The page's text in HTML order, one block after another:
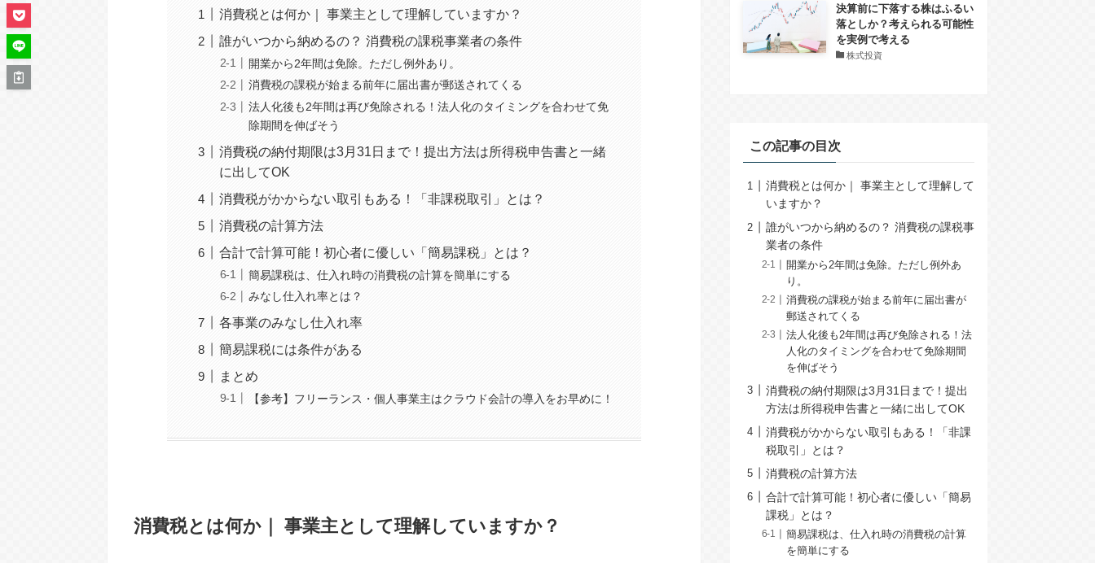
消費税とは何か｜ 事業主として理解していますか？
誰がいつから納めるの？ 消費税の課税事業者の条件
開業から2年間は免除。ただし例外あり。
消費税の課税が始まる前年に届出書が郵送されてくる
法人化後も2年間は再び免除される！法人化のタイミングを合わせて免
除期間を伸ばそう
消費税の納付期限は3月31日まで！提出方法は所得税申告書と一緒
に出してOK
消費税がかからない取引もある！「非課税取引」とは？
消費税の計算方法
合計で計算可能！初心者に優しい「簡易課税」とは？
簡易課税は、仕入れ時の消費税の計算を簡単にする
みなし仕入れ率とは？
各事業のみなし仕入れ率
簡易課税には条件がある
まとめ
【参考】フリーランス・個人事業主はクラウド会計の導入をお早めに！
消費税とは何か｜ 事業主として理解していますか？
決算前に下落する株はふるい
落としか？考えられる可能性
を実例で考える
株式投資
この記事の目次
消費税とは何か｜ 事業主として理解して
いますか？
誰がいつから納めるの？ 消費税の課税事
業者の条件
開業から2年間は免除。ただし例外あ
り。
消費税の課税が始まる前年に届出書が
郵送されてくる
法人化後も2年間は再び免除される！法
人化のタイミングを合わせて免除期間
を伸ばそう
消費税の納付期限は3月31日まで！提出
方法は所得税申告書と一緒に出してOK
消費税がかからない取引もある！「非課
税取引」とは？
消費税の計算方法
合計で計算可能！初心者に優しい「簡易
課税」とは？
簡易課税は、仕入れ時の消費税の計算
を簡単にする